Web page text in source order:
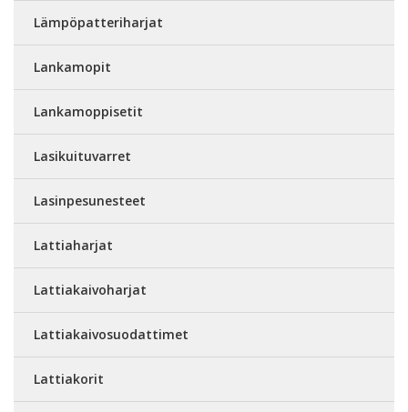
Lämpöpatteriharjat
Lankamopit
Lankamoppisetit
Lasikuituvarret
Lasinpesunesteet
Lattiaharjat
Lattiakaivoharjat
Lattiakaivosuodattimet
Lattiakorit